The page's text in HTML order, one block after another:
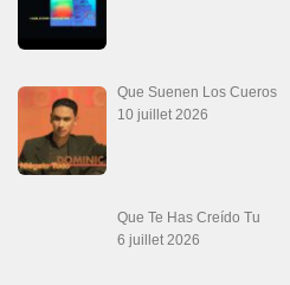
Que Suenen Los Cueros
10 juillet 2026
Que Te Has Creído Tu
6 juillet 2026